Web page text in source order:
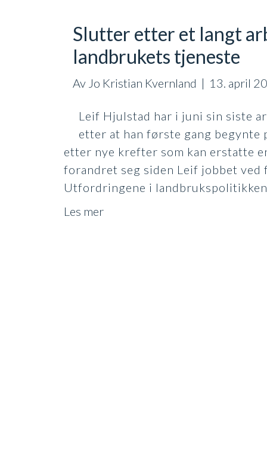
Slutter etter et langt
landbrukets tjeneste
Av Jo Kristian Kvernland | 13. april
Leif Hjulstad har i juni sin siste
etter at han første gang begynte
etter nye krefter som kan erstatte
forandret seg siden Leif jobbet
Utfordringene i
Les mer